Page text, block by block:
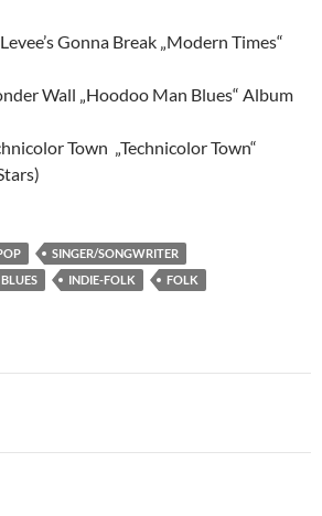
Gonna Break „Modern Times“
Wall „Hoodoo Man Blues“ Album
Town „Technicolor Town“
SINGER/SONGWRITER
BLUES INDIE-FOLK
FOLK